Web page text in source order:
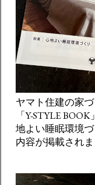
ヤマト住建の家
「Y-STYLE
地よい睡眠環境
内容が掲載され